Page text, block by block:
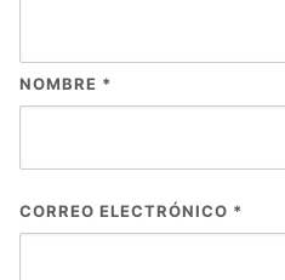
NOMBRE *
CORREO ELECTRÓNICO *